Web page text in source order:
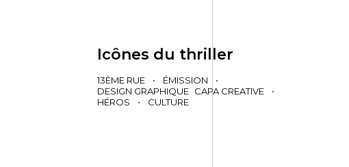
Icônes du thriller
13ÈME RUE • ÉMISSION
•
DESIGN GRAPHIQUE CAPA CREATIVE
•
HÉROS
• CULTURE